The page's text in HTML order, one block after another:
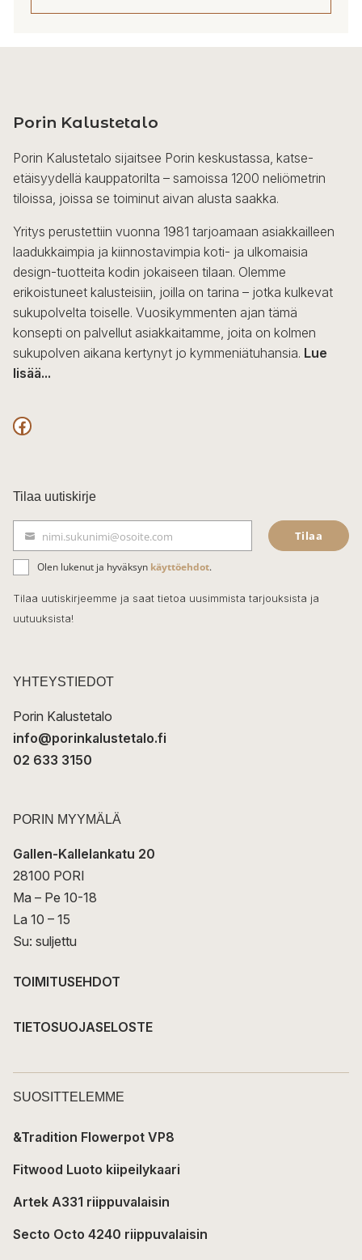
muunnelma.
tehdä
valinnat
tuotteen
sivulla.
Porin Kalustetalo
Porin Kalustetalo sijaitsee Porin keskustassa, katse-
etäisyydellä kauppatorilta – samoissa 1200 neliömetrin
tiloissa, joissa se toiminut aivan alusta saakka.
Yritys perustettiin vuonna 1981 tarjoamaan asiakkailleen
laadukkaimpia ja kiinnostavimpia koti- ja ulkomaisia
design-tuotteita kodin jokaiseen tilaan. Olemme
erikoistuneet kalusteisiin, joilla on tarina – jotka kulkevat
sukupolvelta toiselle. Vuosikymmenten ajan tämä
konsepti on palvellut asiakkaitamme, joita on kolmen
sukupolven aikana kertynyt jo kymmeniätuhansia. Lue
lisää...
F
c
e
b
o
o
k
Tilaa uutiskirje
ä
h
k
p
t
nimi.sukunimi@osoite.com Tilaa
Olen lukenut ja hyväksyn käyttöehdot.
Tilaa uutiskirjeemme ja saat tietoa uusimmista tarjouksista ja
uutuuksista!
YHTEYSTIEDOT
Porin Kalustetalo
info@porinkalustetalo.fi
02 633 3150
PORIN MYYMÄLÄ
Gallen-Kallelankatu 20
28100 PORI
Ma – Pe 10-18
La 10 – 15
Su: suljettu
TOIMITUSEHDOT
TIETOSUOJASELOSTE
SUOSITTELEMME
&Tradition Flowerpot VP8
Fitwood Luoto kiipeilykaari
Artek A331 riippuvalaisin
Secto Octo 4240 riippuvalaisin